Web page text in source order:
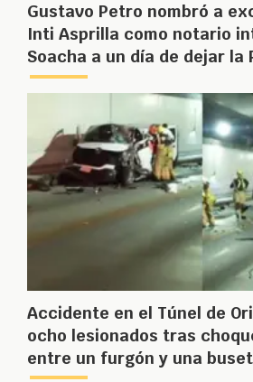
Gustavo Petro nombró a
Inti Asprilla como notario
Soacha a un día de dejar la
Accidente en el Túnel de
ocho lesionados tras
entre un furgón y una